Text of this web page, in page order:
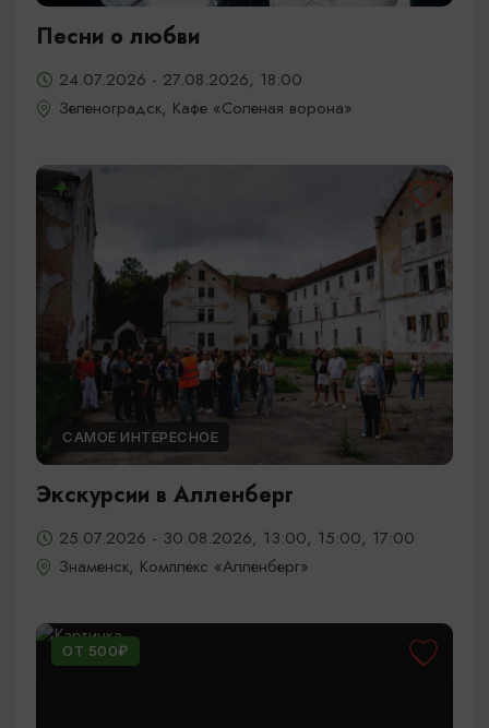
Песни о любви
24.07.2026 - 27.08.2026, 18:00
Зеленоградск, Кафе «Соленая ворона»
САМОЕ ИНТЕРЕСНОЕ
Экскурсии в Алленберг
25.07.2026 - 30.08.2026, 13:00, 15:00, 17:00
Знаменск, Комплекс «Алленберг»
ОТ 500₽